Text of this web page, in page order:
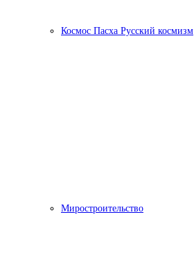
Космос Пасха Русский космизм
Миростроительство